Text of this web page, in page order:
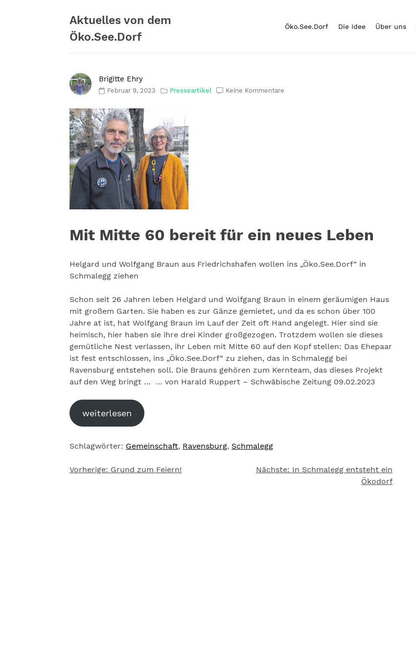
Aktuelles von dem
Öko.See.Dorf
Öko.See.Dorf Die Idee Über uns
Brigitte Ehry
Februar 9, 2023 Presseartikel Keine Kommentare
Mit Mitte 60 bereit für ein neues Leben
Helgard und Wolfgang Braun aus Friedrichshafen wollen ins „Öko.See.Dorf“ in
Schmalegg ziehen
Schon seit 26 Jahren leben Helgard und Wolfgang Braun in einem geräumigen Haus
mit großem Garten. Sie haben es zur Gänze gemietet, und da es schon über 100
Jahre at ist, hat Wolfgang Braun im Lauf der Zeit oft Hand angelegt. Hier sind sie
heimisch, hier haben sie ihre drei Kinder großgezogen. Trotzdem wollen sie dieses
gemütliche Nest verlassen, ihr Leben mit Mitte 60 auf den Kopf stellen: Das Ehepaar
ist fest entschlossen, ins „Öko.See.Dorf“ zu ziehen, das in Schmalegg bei
Ravensburg entstehen soll. Die Brauns gehören zum Kernteam, das dieses Projekt
auf den Weg bringt … … von Harald Ruppert – Schwäbische Zeitung 09.02.2023
weiterlesen
Schlagwörter: Gemeinschaft, Ravensburg, Schmalegg
Beitragsnavigation
Vorherige: Grund zum Feiern! Nächste: In Schmalegg entsteht ein
Ökodorf